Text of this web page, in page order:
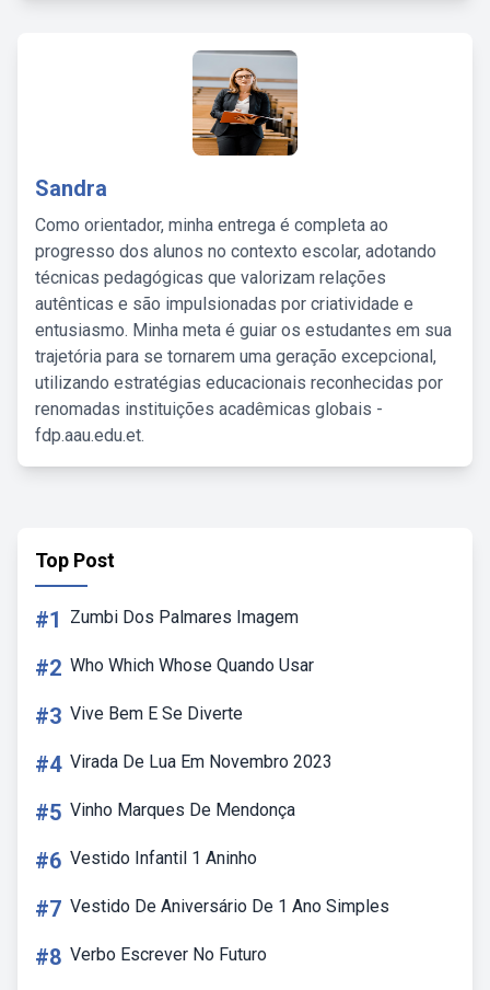
Sandra
Como orientador, minha entrega é completa ao
progresso dos alunos no contexto escolar, adotando
técnicas pedagógicas que valorizam relações
autênticas e são impulsionadas por criatividade e
entusiasmo. Minha meta é guiar os estudantes em sua
trajetória para se tornarem uma geração excepcional,
utilizando estratégias educacionais reconhecidas por
renomadas instituições acadêmicas globais -
fdp.aau.edu.et.
Top Post
#1 Zumbi Dos Palmares Imagem
#2 Who Which Whose Quando Usar
#3 Vive Bem E Se Diverte
#4 Virada De Lua Em Novembro 2023
#5 Vinho Marques De Mendonça
#6 Vestido Infantil 1 Aninho
#7 Vestido De Aniversário De 1 Ano Simples
#8 Verbo Escrever No Futuro